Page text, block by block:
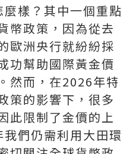
樣？其中一個重點
幣政策，因為從去
歐洲央行就紛紛採
功幫助國際黃金價
然而，在2026年特
策的影響下，很多
此限制了金價的上
們仍需利用大田環